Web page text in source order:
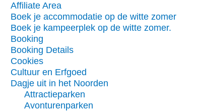
Affiliate Area
Boek je accommodatie op de witte zomer
Boek je kampeerplek op de witte zomer.
Booking
Booking Details
Cookies
Cultuur en Erfgoed
Dagje uit in het Noorden
Attractieparken
Avonturenparken